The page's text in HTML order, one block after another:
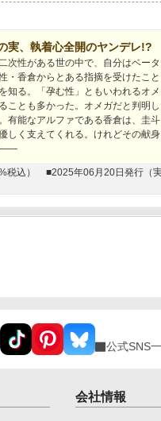
実、執着心全開のヤンデレ!?
次性がある世の中で、自分はベー
・香倉からとある指摘を受けたこ
知る。「孕む性」ともいわれるオメ
ことも多かった。オメガだと判明
有能なアルファである香倉は、圭
しく支えてくれる。けれどその献
――
税込）
■2025年06月20日発行（
公式SNS
会社情報